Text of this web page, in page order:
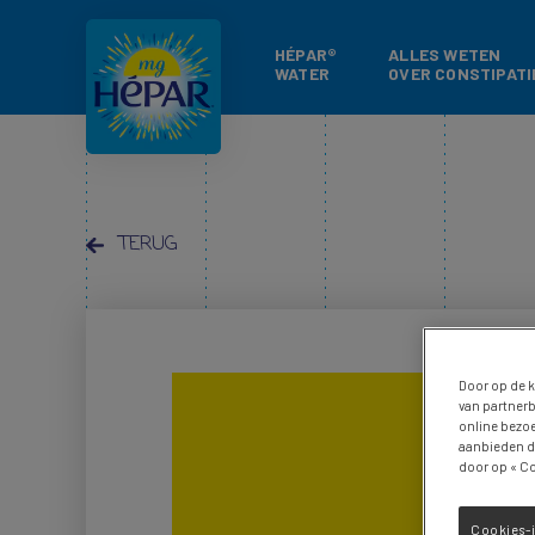
HÉPAR®
WATER
ALLES WETEN
OVER
TERUG
Door op de
van
online
aanbieden
door op «